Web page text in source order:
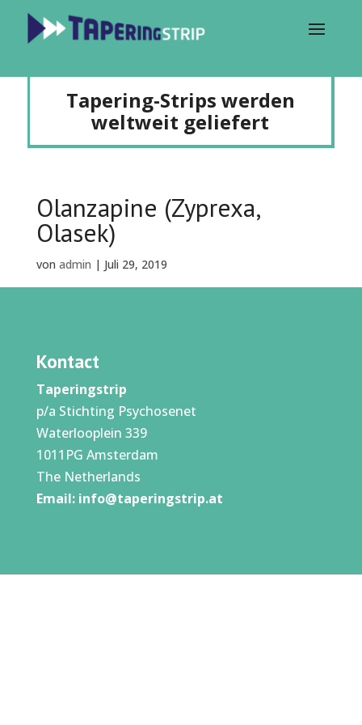
Tapering-Strips werden
weltweit geliefert
Olanzapine (Zyprexa,
Olasek)
von admin | Juli 29, 2019
Kontact
Taperingstrip
p/a Stichting Psychosenet
Waterlooplein 339
1011PG Amsterdam
The Netherlands
Email: info@taperingstrip.at